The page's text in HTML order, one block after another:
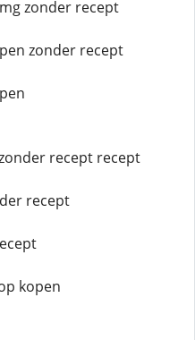
zonder recept
zonder recept
recept recept
recept
kopen